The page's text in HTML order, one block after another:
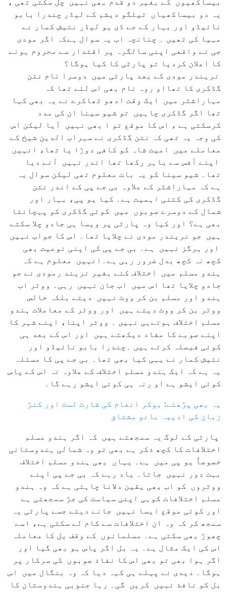
بیساکھیوں کے بغیر دو قدم بھی نہیں چل سکتی تھی ،
یہ دو بیساکھیاں تیلگو دیشم کے لیڈر چندرا بابو
نائیڈو اور بہار کے جے ڈی یو لیڈر نتیش کمار نے
مہیا کی تھیں ۔ چنانچہ اب یہ سوال ہےکہ اگر مودی
جی نے واقعی اپنی سالگرہ پر اقتدار سے محروم ہونے
کا اعلان کردیا تو پارٹی کا کیا ہوگا؟
نریندر مودی کے بعد پارٹی میں دوسرا نام نتن
گڈکری کا تھااو روہ نام بھی اس لئے تھا کہ
مہاراشٹر میں ایک وقت ادھو ٹھاکرے نے یہ بھی کہا
تھا اگر گڈکری چاہیں تو شیو سینا ان کی مدد
کرسکتی ہے ، اس کا موقع تو ا بھی نہیں آیا لیکن اس
کی وجہ یہ تھی کہ نتن گڈکری نے سہراب الدین شیخ کے
معاملے میں امیت شاہ کو کافی دوڑا یا تھا، انہیں
اپنے آفس سے باہر رکھا تھا اندر نہیں آنے دیا
تھا۔ شیو سینا کو یہ بات معلوم تھی لیکن سوال یہ
ہے کہ مہاراشٹر کے علاوہ بی جے پی کے اندر نتن
گڈکری کی کتنی اہمیت ہے۔ کیا یو پی، بہار اور
شمال کے دوسرے صوبوں میں کوئی گڈکری کو پہچانتا
بھی ہے؟ اور کیا وہ پارٹی پر ویسا ہی جادو چلا سکتے
ہیں جو نریندر مودی نے چلایا تھا۔ اس کا جواب نہیں
اور ہرگز نہیں ہے۔ بی جے پی کی اپنی نوعیت بھی
کچھ نہ کچھ بدل ضرور رہی ہے۔انہیں معلوم ہے کہ
ہندو مسلم میں اختلاف کئے بغیر نریند رمودی نے جو
جادو چلایا تھا اس میں اب جان نہیں رہی۔ ووٹر اب
ہندو اور مسلم بن کر ووٹ نہیں دیتے بلکہ خالص
ووٹر بن کر ووٹ دیتے ہیں اور ووٹر کے معاملات ہندو
مسلم اختلاف ہوتےہی نہیں ۔ ووٹر اپنا، اپنے شہر کا
اپنے صوبے کا مفاد دیکھتے ہیں اور اس کے بعد ہی
کوئی فیصلہ کرتے ہیں ۔چندرا بابو نائیڈو اور
نتیش کمار نے یہی کیا بھی تھا۔ بی جے پی کا مسئلہ
یہ ہے کہ ایک ہندو مسلم اختلاف کے علاوہ نہ اس کے پاس
کوئی ایشو ہے او رنہ ہی کوئی ایشو رہے گا۔
یہ بھی پڑھئے: بوکر انعام کی شارٹ لسٹ اور کنڑ
زبان کی ادیبہ بانو مشتاق
پارٹی کے لوگ یہ سمجھتے ہیں کہ اگر ہندو مسلم
اختلافات کا کچھ ذکر ہے بھی تو وہ شمالی ہندوستانی
خصوصاً یو پی میں ہے۔ یہاں بھی ہندو مسلم اختلاف
بہت دور نہیں جاتا۔ یاد رہے کہ بی جے پی اپنے
ووٹروں کو اب بھی یقین دلانا چاہتی ہے کہ وہ ہندو
مسلم اختلافات کوہی اپنی سیاست کی جڑ سمجھتی ہے
اور کوئی موقع ایسا نہیں جانے دیتے جسے پارٹی یہ
سمجھ کر کہ وہ ان اختلافات سے کام لے سکتی ہے، اسے
چھوڑ بھی سکتی ہے۔ مسلمانوں کے وقف بل کا معاملہ
اس کی ایک مثال ہے۔ یہ بل اگر پاس ہو بھی گیا اور
اگر ہوا بھی تو بھی اس کا نفاذ صوبوں کی سرکار پر
ہوگا۔ دیدی نے پہلے ہی کہہ دیا کہ وہ بنگال میں اس
بل کو نافذ نہیں کریں گی۔ رہا جنوبی ہندوستان کا